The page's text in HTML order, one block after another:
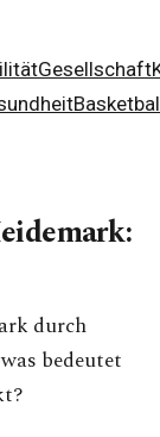
Gesellschaft
durch
bedeutet